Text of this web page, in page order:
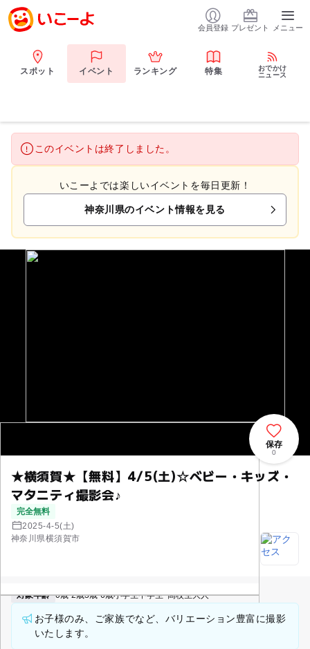
会員登録 プレゼント メニュー
スポット イベント ランキング 特集
おでかけ
ニュース
このイベントは終了しました。
いこーよでは楽しいイベントを毎日更新！
神奈川県のイベント情報を見る
★横須賀★【無料】4/5(土)☆ベビー・キッズ・
マタニティ撮影会♪
完全無料
2025-4-5(土)
神奈川県横須賀市
保存
0
対象年齢 0歳-2歳3歳-6歳小学生中学生･高校生大人
お子様のみ、ご家族でなど、バリエーション豊富に撮影
いたします。